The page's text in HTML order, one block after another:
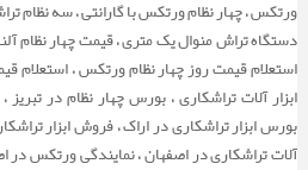
استعلام قیمت روز چهار نظام ورتکس ، استعلام
ابزار آلات تراشکاری ، بورس چهار نظام در
بورس ابزار تراشکاری در اراک ، فروش ابزار
آلات تراشکاری در اصفهان ، نمایندگی ورتکس در